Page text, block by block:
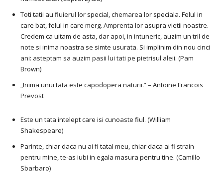
Toti tatii au fluierul lor special, chemarea lor speciala. Felul in
care bat, felul in care merg. Amprenta lor asupra vietii noastre.
Credem ca uitam de asta, dar apoi, in intuneric, auzim un tril de
note si inima noastra se simte usurata. Si implinim din nou cinci
ani: asteptam sa auzim pasii lui tati pe pietrisul aleii. (Pam
Brown)
„Inima unui tata este capodopera naturii.” – Antoine Francois
Prevost
Este un tata intelept care isi cunoaste fiul. (William
Shakespeare)
Parinte, chiar daca nu ai fi tatal meu, chiar daca ai fi strain
pentru mine, te-as iubi in egala masura pentru tine. (Camillo
Sbarbaro)